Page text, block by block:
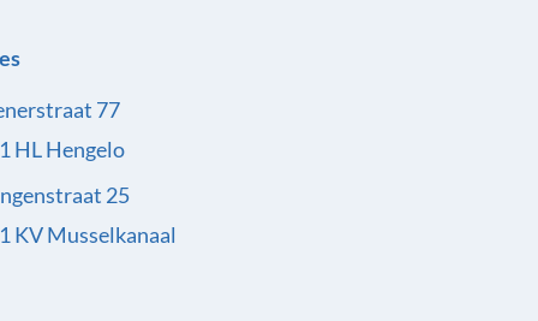
77
HL Hengelo
25
KV Musselkanaal